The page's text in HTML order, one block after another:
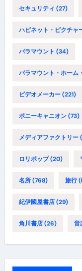
セキュリティ (27)
ハピネット・ピクチャ
パラマウント (34)
パラマウント・ホーム
ビデオメーカー(221)
ポニーキャニオン(73)
メディアファクトリー
ロリポップ(20)
名所(768) 旅行
紀伊國屋書店(29)
角川書店(26) 音